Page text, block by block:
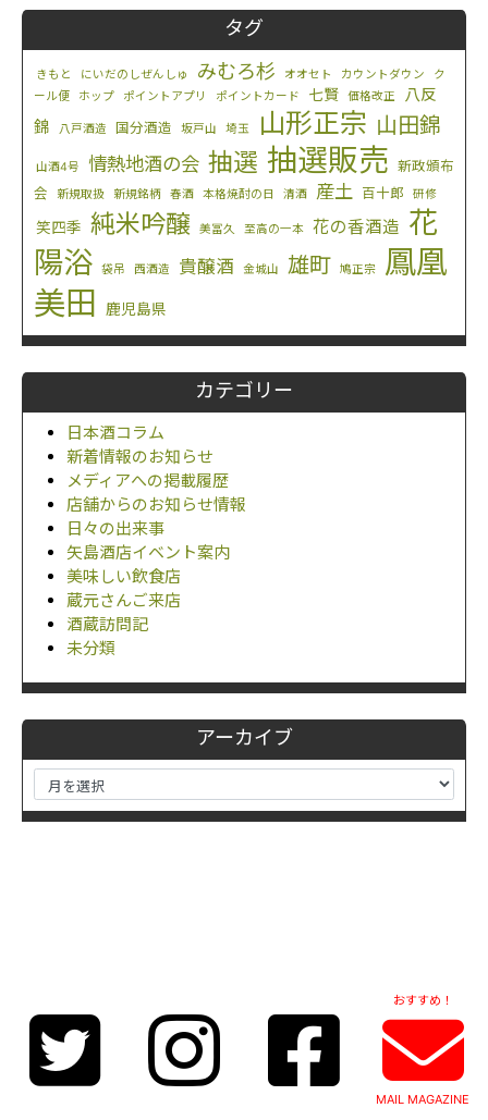
タグ
きもと にいだのしぜんしゅ みむろ杉 オオセト カウントダウン
ク
ール便
ホップ ポイントアプリ ポイントカード 七賢 価格改正
八反
錦
八戸酒造 国分酒造 坂戸山 埼玉 山形正宗 山田錦
山酒4号 情熱地酒の会 抽選 抽選販売 新政頒布
会
新規取扱 新規銘柄 春酒 本格焼酎の日 清酒 産土 百十郎 研修
笑四季 純米吟醸 美冨久 至高の一本 花の香酒造 花
陽浴
袋吊 西酒造 貴醸酒 金城山 雄町 鳩正宗
鳳凰
美田
鹿児島県
カテゴリー
日本酒コラム
新着情報のお知らせ
メディアへの掲載履歴
店舗からのお知らせ情報
日々の出来事
矢島酒店イベント案内
美味しい飲食店
蔵元さんご来店
酒蔵訪問記
未分類
アーカイブ
おすすめ！
MAIL MAGAZINE